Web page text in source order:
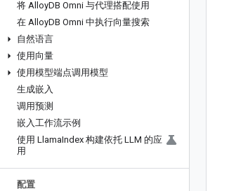
将 AlloyDB Omni 与代理搭配使用
在 AlloyDB Omni 中执行向量搜索
自然语言
使用向量
使用模型端点调用模型
生成嵌入
调用预测
嵌入工作流示例
使用 LlamaIndex 构建依托 LLM 的应
用
配置